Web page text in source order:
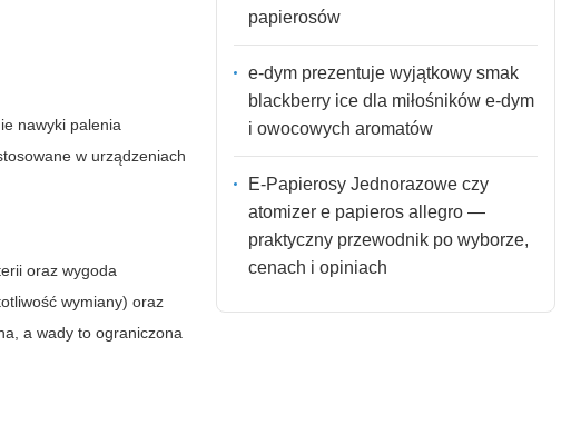
nawyki palenia
w urządzeniach
oraz wygoda
wymiany) oraz
a wady to ograniczona
papierosów
e-dym prezentuje wyjątkowy smak
blackberry ice dla miłośników e-dym
i owocowych aromatów
E-Papierosy Jednorazowe czy
atomizer e papieros allegro —
praktyczny przewodnik po wyborze,
cenach i opiniach